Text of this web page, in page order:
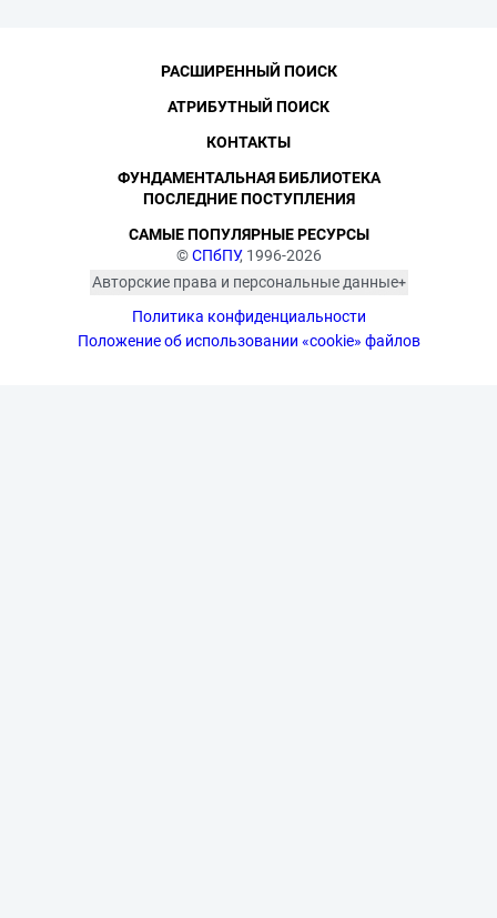
©СПбПУ, 1996-2026
Авторские права и персональные данные
изображённых лиц в соответствии
с требованиями законодательства
Политика конфиденциальности
Положение об использовании «cookie» файлов
РАСШИРЕННЫЙ ПОИСК
АТРИБУТНЫЙ ПОИСК
КОНТАКТЫ
ФУНДАМЕНТАЛЬНАЯ БИБЛИОТЕКА
ПОСЛЕДНИЕ ПОСТУПЛЕНИЯ
САМЫЕ ПОПУЛЯРНЫЕ РЕСУРСЫ